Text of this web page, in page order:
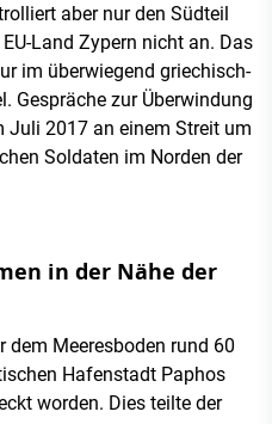
aber nur den Südteil
Land Zypern nicht an. Das
im überwiegend griechisch-
Gespräche zur Überwindung
Juli 2017 an einem Streit um
Soldaten im Norden der
in der Nähe der
dem Meeresboden rund 60
Hafenstadt Paphos
worden. Dies teilte der